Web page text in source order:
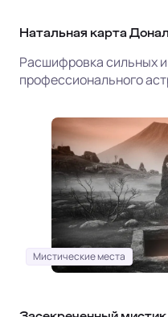
Натальная карта
Расшифровка сильных
профессионального
Мистические места